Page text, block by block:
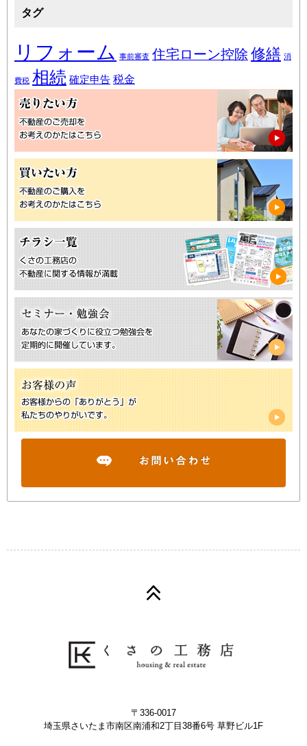
タグ
リフォーム 事前審査 住宅ローン控除 修繕 消
費税 相続 確定申告 税金
〒336-0017
埼玉県さいたま市南区南浦和2丁目38番6号 草野ビル1F